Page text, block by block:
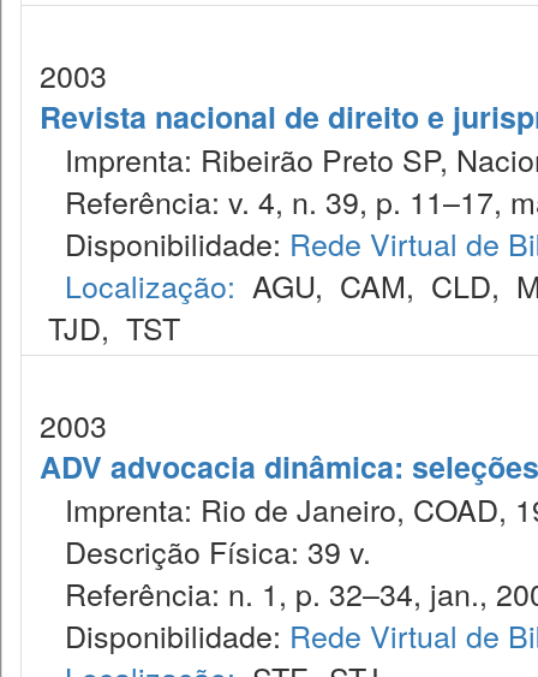
2003
Revista nacional de direito e
Imprenta: Ribeirão Preto SP,
Referência: v. 4, n. 39, p. 11–17,
Disponibilidade: Rede Virtual de
Localização: AGU, CAM, CLD,
TJD, TST
2003
ADV advocacia dinâmica:
Imprenta: Rio de Janeiro, COAD,
Descrição Física: 39 v.
Referência: n. 1, p. 32–34, jan.,
Disponibilidade: Rede Virtual de